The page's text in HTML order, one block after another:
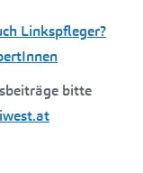
Linkspfleger?
bitte